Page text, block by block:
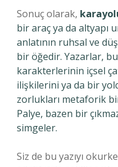
Sonuç olarak,
bir araç ya da altyapı
anlatının ruhsal ve
bir öğedir. Yazarlar,
karakterlerinin içsel
ilişkilerini ya da bir
zorlukları metaforik
Palye, bazen bir
simgeler.
Siz de bu yazıyı